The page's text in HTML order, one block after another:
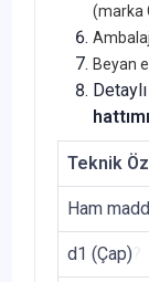
(marka
Beyan
Teknik
Ham
d1 (Çap)